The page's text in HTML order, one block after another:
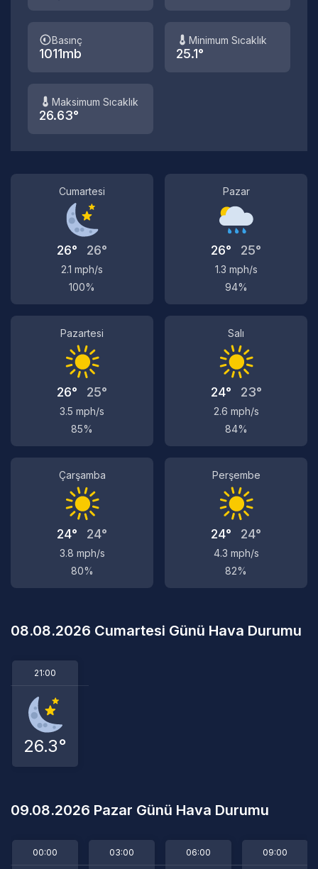
Basınç
1011mb
Minimum Sıcaklık
25.1°
Maksimum Sıcaklık
26.63°
Cumartesi
26° 26°
2.1 mph/s
100%
Pazar
26° 25°
1.3 mph/s
94%
Pazartesi
26° 25°
3.5 mph/s
85%
Salı
24° 23°
2.6 mph/s
84%
Çarşamba
24° 24°
3.8 mph/s
80%
Perşembe
24° 24°
4.3 mph/s
82%
08.08.2026 Cumartesi Günü Hava Durumu
21:00
26.3°
09.08.2026 Pazar Günü Hava Durumu
00:00 03:00 06:00 09:00